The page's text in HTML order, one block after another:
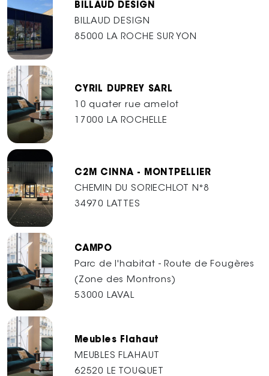
BILLAUD DESIGN
BILLAUD DESIGN
85000 LA ROCHE SUR YON
CYRIL DUPREY SARL
10 quater rue amelot
17000 LA ROCHELLE
C2M CINNA - MONTPELLIER
CHEMIN DU SORIECHLOT N°8
34970 LATTES
CAMPO
Parc de l'habitat - Route de Fougères
(Zone des Montrons)
53000 LAVAL
Meubles Flahaut
MEUBLES FLAHAUT
62520 LE TOUQUET